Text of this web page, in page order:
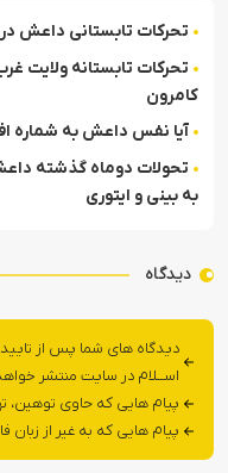
تحرکات تابستانی داعش
تحرکات تابستانه ولایت
کامرون
آیا نفس داعش به شماره
تحولات دوماه گذشته
به بینی و ایتوری
دیدگاه
دیدگاه های شما پس از
اســلام در سایت منتشر
پیام هایی که حاوی توهین،
پیام هایی که به غیر از زبان